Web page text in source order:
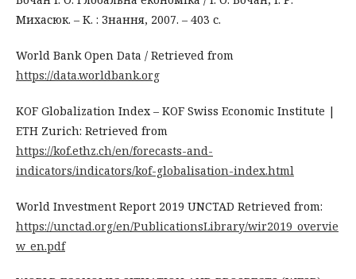
Михасюк. – К. : Знання, 2007. – 403 с.
World Bank Open Data / Retrieved from
https://data.worldbank.org
KOF Globalization Index – KOF Swiss Economic Institute |
ETH Zurich: Retrieved from
https://kof.ethz.ch/en/forecasts-and-
indicators/indicators/kof-globalisation-index.html
World Investment Report 2019 UNCTAD Retrieved from:
https://unctad.org/en/PublicationsLibrary/wir2019_overvie
w_en.pdf